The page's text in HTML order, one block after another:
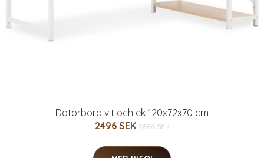
Datorbord vit och ek 120x72x70 cm
2496 SEK 2886 SEK